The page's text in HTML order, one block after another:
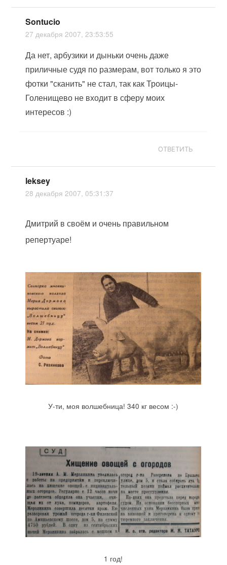
Sontucio
27 декабря 2007, 23:53:55
Да нет, арбузики и дыньки очень даже
приличные судя по размерам, вот только я это
фотки "сканить" не стал, так как Троицы-
Голенищево не входит в сферу моих
интересов :)
ОТВЕТИТЬ
leksey
28 декабря 2007, 05:31:37
Дмитрий в своём и очень правильном
репертуаре!
У-ти, моя волшебница! 340 кг весом :-)
1 год!